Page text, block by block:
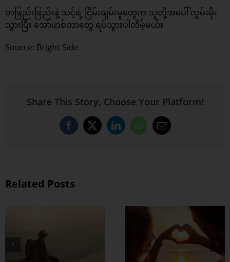
တဖြည်းဖြည်းနဲ့ သင့်ရဲ့ ငြိမ်းချမ်းမူတွေက သူတို့အပေါ် လွှမ်းမိုး
သွားပြီး အော်ဟစ်တာတွေ ရပ်သွားပါလိမ့်မယ်။
Source: Bright Side
Share This Story, Choose Your Platform!
Facebook
X LinkedInWhatsApp
Email
Related Posts
အချစ်တွေ ပိုတိုးလာ